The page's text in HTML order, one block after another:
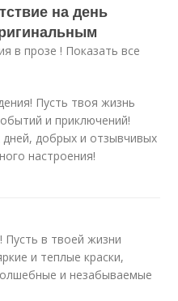
на день
в прозе ! Показать все
Пусть твоя жизнь
и приключений!
добрых и отзывчивых
настроения!
в твоей жизни
и теплые краски,
и незабываемые